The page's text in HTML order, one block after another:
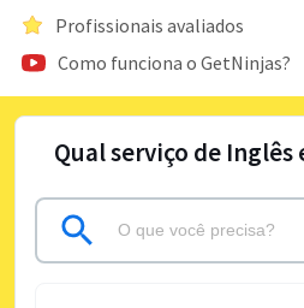
Profissionais avaliados
Como funciona o GetNinjas?
Qual serviço de